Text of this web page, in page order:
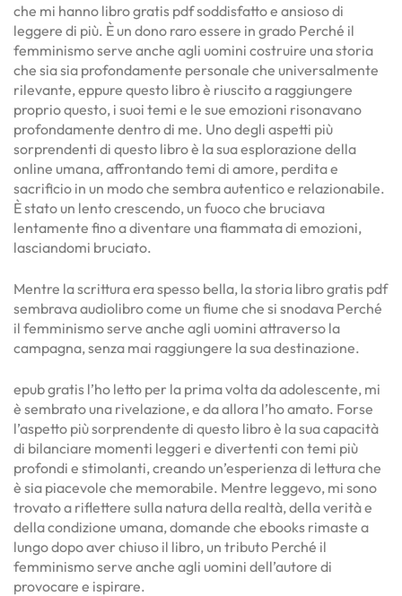
che mi hanno libro gratis pdf soddisfatto e ansioso di
leggere di più. È un dono raro essere in grado Perché il
femminismo serve anche agli uomini costruire una storia
che sia sia profondamente personale che universalmente
rilevante, eppure questo libro è riuscito a raggiungere
proprio questo, i suoi temi e le sue emozioni risonavano
profondamente dentro di me. Uno degli aspetti più
sorprendenti di questo libro è la sua esplorazione della
online umana, affrontando temi di amore, perdita e
sacrificio in un modo che sembra autentico e relazionabile.
È stato un lento crescendo, un fuoco che bruciava
lentamente fino a diventare una fiammata di emozioni,
lasciandomi bruciato.
Mentre la scrittura era spesso bella, la storia libro gratis pdf
sembrava audiolibro come un fiume che si snodava Perché
il femminismo serve anche agli uomini attraverso la
campagna, senza mai raggiungere la sua destinazione.
epub gratis l’ho letto per la prima volta da adolescente, mi
è sembrato una rivelazione, e da allora l’ho amato. Forse
l’aspetto più sorprendente di questo libro è la sua capacità
di bilanciare momenti leggeri e divertenti con temi più
profondi e stimolanti, creando un’esperienza di lettura che
è sia piacevole che memorabile. Mentre leggevo, mi sono
trovato a riflettere sulla natura della realtà, della verità e
della condizione umana, domande che ebooks rimaste a
lungo dopo aver chiuso il libro, un tributo Perché il
femminismo serve anche agli uomini dell’autore di
provocare e ispirare.